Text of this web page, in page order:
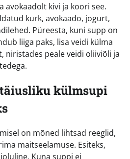
avokaadolt kivi ja koori see.
kurk, avokaado, jogurt,
Püreesta, kuni supp on
liiga paks, lisa veidi külma
niristades peale veidi oliiviõli ja
külmsupi
on mõned lihtsad reeglid,
maitseelamuse. Esiteks,
Kuna suppi ei